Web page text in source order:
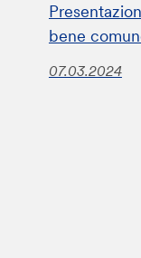
bene
07.03.2024